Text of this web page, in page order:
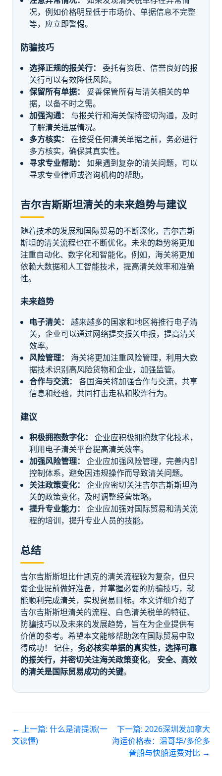
况，例如价格明显低于市场价、单据信息不完整
等，应立即警惕。
防骗技巧
选择正规的报关行：
委托有资质、信誉良好的报
关行可以有效降低风险。
保留所有单据：
妥善保管所有与清关相关的单
据，以备不时之需。
加强沟通：
与报关行和海关保持密切沟通，及时
了解清关进展情况。
多方核实：
在接受任何清关单据之前，务必进行
多方核实，确保其真实性。
寻求专业帮助：
如果遇到复杂的清关问题，可以
寻求专业律师或咨询机构的帮助。
吉尔吉斯斯坦清关的未来趋势与建议
随着技术的发展和国际贸易的不断深化，吉尔吉斯
斯坦的清关流程也在不断优化。未来的趋势将更加
注重自动化、数字化和智能化。例如，海关将更加
依赖大数据和人工智能技术，提高清关效率和准确
性。
未来趋势
电子清关：
越来越多的国家和地区将推行电子清
关，企业可以通过网络提交报关申报，提高清关
效率。
风险管理：
海关将更加注重风险管理，利用大数
据技术识别高风险货物和企业，加强监管。
合作与交流：
各国海关将加强合作与交流，共享
信息和经验，共同打击走私和欺诈行为。
建议
积极拥抱数字化：
企业应积极拥抱数字化技术，
利用电子清关平台提高清关效率。
加强风险管理：
企业应加强风险管理，完善内部
控制体系，避免因违规操作而导致清关问题。
关注政策变化：
企业应密切关注吉尔吉斯斯坦海
关的政策变化，及时调整经营策略。
提升专业能力：
企业应加强对国际贸易和清关流
程的培训，提升专业人员的技能。
总结
吉尔吉斯斯坦比什凯克的清关流程较为复杂，但只
要企业提前做好准备，并掌握必要的防骗技巧，就
能顺利完成清关，实现贸易目标。本文详细介绍了
吉尔吉斯斯坦清关的流程、白色清关税单的特征、
防骗技巧以及未来的发展趋势，旨在为企业提供有
价值的参考。希望本文能够帮助您在国际贸易中取
得成功！ 记住， 务必核实单据的真实性，选择可靠
的报关行，并密切关注海关政策变化。 安全、高效
的清关是国际贸易成功的关键。
← 上一篇: 什么是清提派(一
文读懂)
下一篇: 2026深圳发加拿大
海运价格表：温哥华/多伦多
普船与快船运费对比 →